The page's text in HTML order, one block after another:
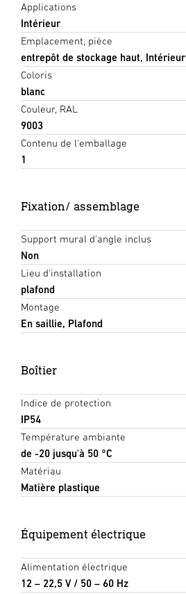
Applications
Intérieur
Emplacement, pièce
entrepôt de stockage haut, Intérieur
Coloris
blanc
Couleur, RAL
9003
Contenu de l'emballage
1
Fixation/ assemblage
Support mural d'angle inclus
Non
Lieu d'installation
plafond
Montage
En saillie, Plafond
Boîtier
Indice de protection
IP54
Température ambiante
de -20 jusqu'à 50 °C
Matériau
Matière plastique
Équipement électrique
Alimentation électrique
12 – 22,5 V / 50 – 60 Hz